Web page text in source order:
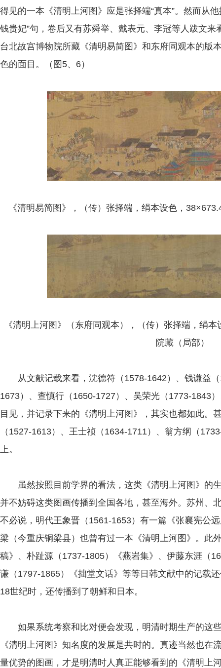
得见的一本《清明上河图》应是张择端“真本”。然而从
钱贵妃”句，卷后又有苏舜举、戴表元、李冠等人跋文
台北故宫博物院所藏《清明易简图》和东府同观本的版
色的面目。（图5、6）
《清明易简图》，（传）张择端，绢本设色，
《清明上河图》（东府同观本），（传）张择端，绢
院藏（局部）
从文献记载来看，沈德符（1578-1642）、钱谦益（
1673）、查慎行（1650-1727）、吴荣光（1773-1843
目见，并记录下来的《清明上河图》，其实也都如此。
（1527-1613）、王士祯（1634-1711）、翁方纲（
上。
虽然按照目前学界的看法，这类《清明上河图》的
并不妨碍这类图画传播到全国各地，甚至海外。苏州、
不必说，明代王象晋（1561-1653）有一篇《张襄宪公
梁（今重庆铜梁县）也曾有过一本《清明上河图》。此
稿》、朴趾源（1737-1805）《燕岩集》、伊藤东涯（
谦（1797-1865）《拙堂文话》等等日韩文献中的记载
18世纪时，还传播到了朝鲜和日本。
如果系统考察和比对便会发现，明清时期生产的这
《清明上河图》知名度的发展是共时的。真迹当然也在
量优势的图画，才是明清时人真正能够看到的《清明上